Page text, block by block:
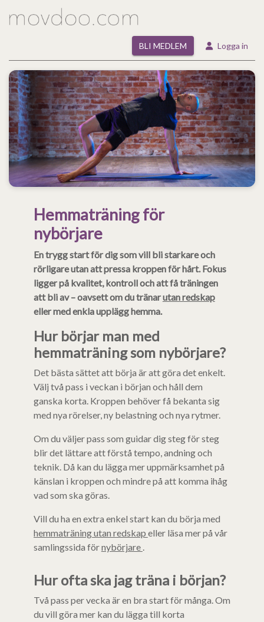
BLI MEDLEM Logga in
Hemmaträning för
nybörjare
En trygg start för dig som vill bli starkare och
rörligare utan att pressa kroppen för hårt. Fokus
ligger på kvalitet, kontroll och att få träningen
att bli av – oavsett om du tränarutan redskap
eller med enkla upplägg hemma.
Hur börjar man med
hemmaträning som nybörjare?
Det bästa sättet att börja är att göra det enkelt.
Välj två pass i veckan i början och håll dem
ganska korta. Kroppen behöver få bekanta sig
med nya rörelser, ny belastning och nya rytmer.
Om du väljer pass som guidar dig steg för steg
blir det lättare att förstå tempo, andning och
teknik. Då kan du lägga mer uppmärksamhet på
känslan i kroppen och mindre på att komma ihåg
vad som ska göras.
Vill du ha en extra enkel start kan du börja med
hemmaträning utan redskap eller läsa mer på vår
samlingssida förnybörjare .
Hur ofta ska jag träna i början?
Två pass per vecka är en bra start för många. Om
du vill göra mer kan du lägga till korta